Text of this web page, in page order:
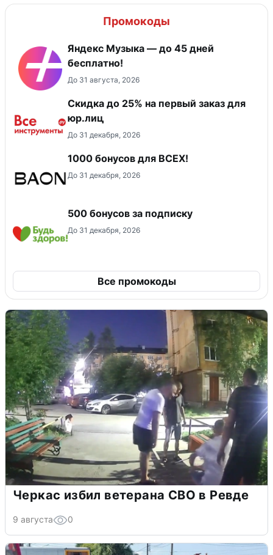
Промокоды
Яндекс Музыка — до 45 дней
бесплатно!
До 31 августа, 2026
Скидка до 25% на первый заказ для
юр.лиц
До 31 декабря, 2026
1000 бонусов для ВСЕХ!
До 31 декабря, 2026
500 бонусов за подписку
До 31 декабря, 2026
Все промокоды
Черкас избил ветерана СВО в Ревде
9 августа 0